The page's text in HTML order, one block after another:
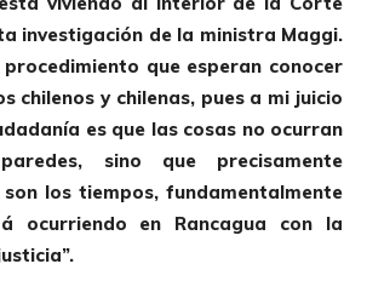
investigación de la ministra Maggi.
que esperan conocer
chilenos y chilenas, pues a mi juicio
es que las cosas no ocurran
sino que precisamente
son los tiempos, fundamentalmente
ocurriendo en Rancagua con la